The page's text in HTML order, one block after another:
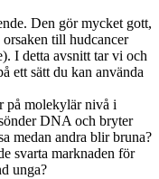
Den gör mycket gott,
till hudcancer
I detta avsnitt tar vi och
ett sätt du kan använda
på molekylär nivå i
DNA och bryter
medan andra blir bruna?
svarta marknaden för
unga?